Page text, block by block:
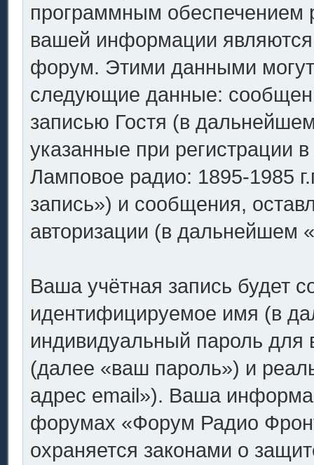
программным обеспечением
вашей информации
форум. Этими данными
следующие данные:
записью Гостя (в
указанные при регистрации
Ламповое радио: 1895-1985
запись») и сообщения,
авторизации (в дальнейшем
Ваша учётная запись будет
идентифицируемое имя (в
индивидуальный пароль для
(далее «ваш пароль») и
адрес email»). Ваша
форумах «Форум Радио
охраняется законами о